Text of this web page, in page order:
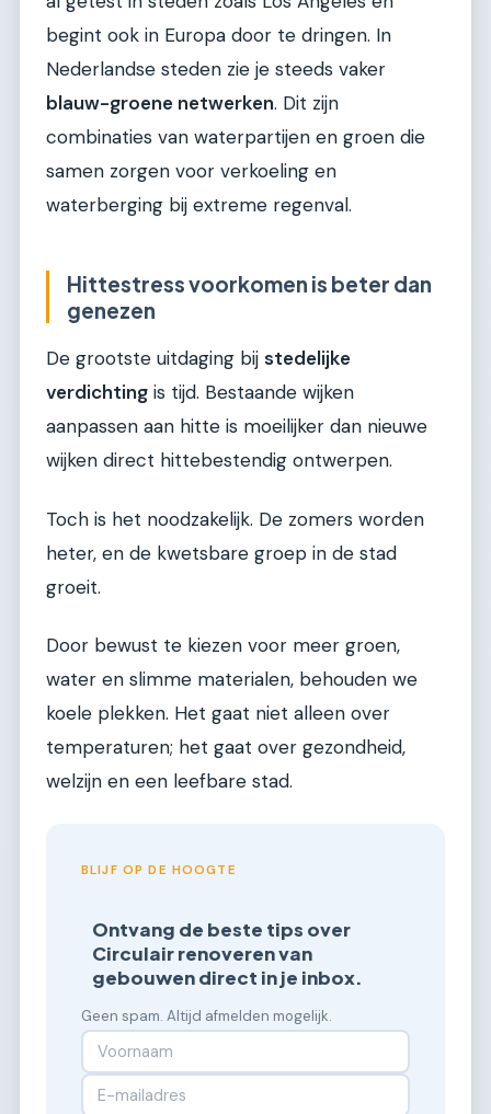
begint ook in Europa door te dringen. In
Nederlandse steden zie je steeds vaker
blauw-groene netwerken. Dit zijn
combinaties van waterpartijen en groen die
samen zorgen voor verkoeling en
waterberging bij extreme regenval.
Hittestress voorkomen is beter dan
genezen
De grootste uitdaging bij stedelijke
verdichting is tijd. Bestaande wijken
aanpassen aan hitte is moeilijker dan nieuwe
wijken direct hittebestendig ontwerpen.
Toch is het noodzakelijk. De zomers worden
heter, en de kwetsbare groep in de stad
groeit.
Door bewust te kiezen voor meer groen,
water en slimme materialen, behouden we
koele plekken. Het gaat niet alleen over
temperaturen; het gaat over gezondheid,
welzijn en een leefbare stad.
BLIJF OP DE HOOGTE
Ontvang de beste tips over
Circulair renoveren van
gebouwen direct in je inbox.
Geen spam. Altijd afmelden mogelijk.